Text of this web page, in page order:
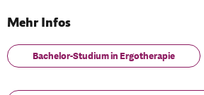
Mehr Infos
Bachelor-Studium in Ergotherapie